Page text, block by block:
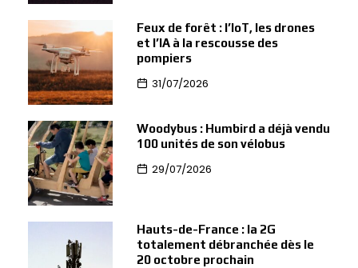
Feux de forêt : l’IoT, les drones
et l’IA à la rescousse des
pompiers
31/07/2026
Woodybus : Humbird a déjà vendu
100 unités de son vélobus
29/07/2026
Hauts-de-France : la 2G
totalement débranchée dès le
20 octobre prochain